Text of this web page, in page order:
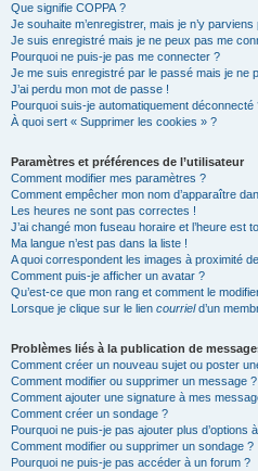
Que signifie COPPA ?
Je souhaite m’enregistrer, mais je n’y parviens
Je suis enregistré mais je ne peux pas me
Pourquoi ne puis-je pas me connecter ?
Je me suis enregistré par le passé mais je ne
J’ai perdu mon mot de passe !
Pourquoi suis-je automatiquement déconnecté
À quoi sert « Supprimer les cookies » ?
Paramètres et préférences de l’utilisateur
Comment modifier mes paramètres ?
Comment empêcher mon nom d’apparaître
Les heures ne sont pas correctes !
J’ai changé mon fuseau horaire et l’heure est
Ma langue n’est pas dans la liste !
A quoi correspondent les images à proximité
Comment puis-je afficher un avatar ?
Qu’est-ce que mon rang et comment le
Lorsque je clique sur le lien courrield’un
Problèmes liés à la publication de
Comment créer un nouveau sujet ou poster
Comment modifier ou supprimer un message ?
Comment ajouter une signature à mes
Comment créer un sondage ?
Pourquoi ne puis-je pas ajouter plus d’options
Comment modifier ou supprimer un sondage ?
Pourquoi ne puis-je pas accéder à un forum ?